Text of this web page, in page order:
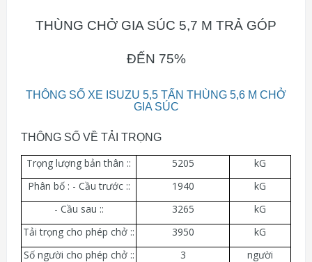
THÙNG CHỞ GIA SÚC 5,7 M TRẢ GÓP
ĐẾN 75%
THÔNG SỐ XE ISUZU 5,5 TẤN THÙNG 5,6 M CHỞ
GIA SÚC
THÔNG SỐ VỀ TẢI TRỌNG
Trọng lượng bản thân :: 5205
kG
Phân bố : - Cầu trước ::
1940
kG
- Cầu sau ::
3265
kG
Tải trọng cho phép chở ::
3950
kG
Số người cho phép chở ::
3
người